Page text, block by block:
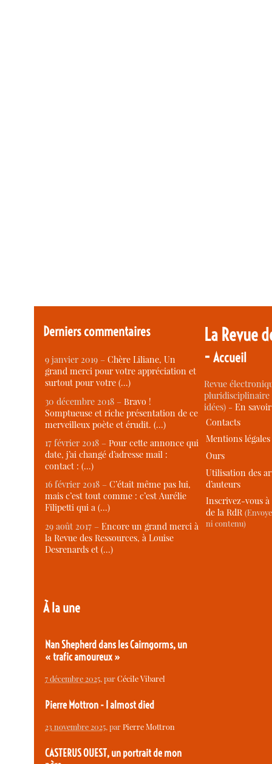
Derniers commentaires
9 janvier 2019 –Chère Liliane, Un
grand merci pour votre appréciation et
surtout pour votre (…)
30 décembre 2018 –Bravo !
Somptueuse et riche présentation de ce
merveilleux poète et érudit. (…)
17 février 2018 –Pour cette annonce qui
date, j’ai changé d’adresse mail :
contact : (…)
16 février 2018 –C’était même pas lui,
mais c’est tout comme : c’est Aurélie
Filipetti qui a (…)
29 août 2017 –Encore un grand merci à
la Revue des Ressources, à Louise
Desrenards et (…)
À la une
Nan Shepherd dans les Cairngorms, un
« trafic amoureux »
7 décembre 2025, parCécile Vibarel
Pierre Mottron - I almost died
23 novembre 2025, parPierre Mottron
CASTERUS OUEST, un portrait de mon
La Revue
-Accueil
Revue
idées) -En
Contacts
Mentions légales
Ours
Utilisation des
d’auteurs
Inscrivez-vous
de la RdR
ni contenu)